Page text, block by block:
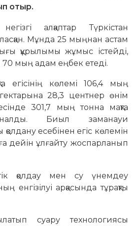
отыр.
алқаптар Түркістан
Мұнда 25 мыңнан астам
құрылымы жұмыс істейді,
мың адам еңбек етеді.
егісінің көлемі 106,4 мың
28,3 центнер өнім
301,7 мың тонна мақта
Биыл заманауи
есебінен егіс көлемін
дейін ұлғайту жоспарланып
қолдау мен су үнемдеу
енгізілуі арқасында тұрақты
суару технологиясы